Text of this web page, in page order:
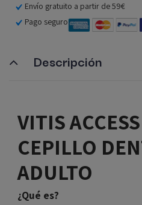
Envío gratuito a partir de 59€
Pago seguro
Descripción
VITIS
CEPILLO
ADULTO
¿Qué es?